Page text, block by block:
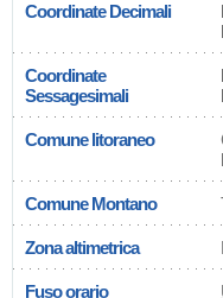
Coordinate Decimali
Coordinate
Sessagesimali
Comune litoraneo
Comune Montano
Zona altimetrica
Fuso orario